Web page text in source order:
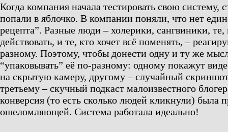
Когда компания начала тестировать свою систему,
попали в яблочко. В компании поняли, что нет
рецепта”. Разные люди – холерики, сангвиники,
действовать, и те, кто хочет всё поменять, –
разному. Поэтому, чтобы донести одну и ту же
“упаковывать” её по-разному: одному покажут
на скрытую камеру, другому – случайный
третьему – скучный подкаст малоизвестного
конверсия (то есть сколько людей кликнули) была
ошеломляющей. Система работала идеально!